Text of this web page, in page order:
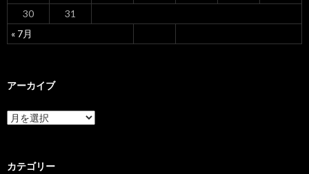
« 7月
30
31
アーカイブ
ア
ー
ブ
カテゴリー